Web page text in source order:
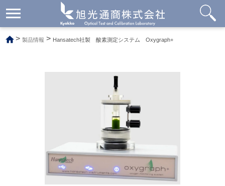
メ
ニ
ュ>製品情報 > Hansatech社製 酸素測定システム Oxygraph+